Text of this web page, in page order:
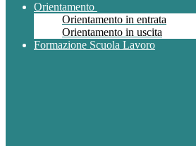
Orientamento
Orientamento in entrata
Orientamento in uscita
Formazione Scuola Lavoro